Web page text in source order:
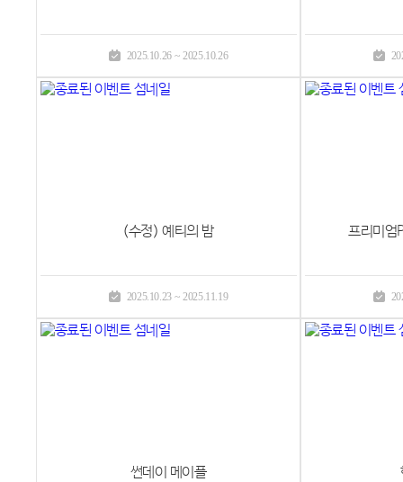
2025.10.26 ~ 2025.10.26
(수정) 예티의 밤
2025.10.23 ~ 2025.11.19
프리미엄
썬데이 메이플